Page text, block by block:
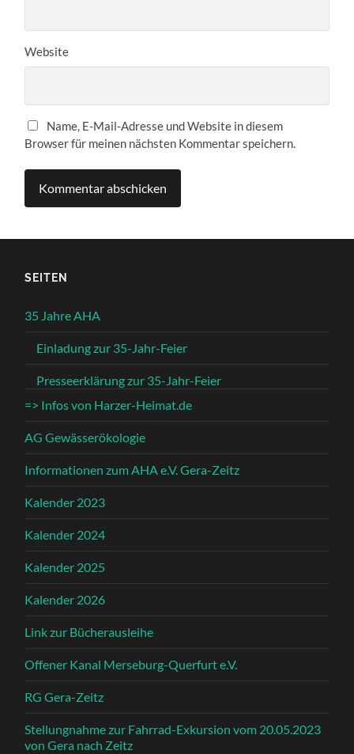
Website
Name, E-Mail-Adresse und Website in diesem
Browser für meinen nächsten Kommentar speichern.
SEITEN
35 Jahre AHA
Einladung zur 35-Jahr-Feier
Presseerklärung zur 35-Jahr-Feier
=> Infos von Harzer-Heimat.de
AG Gewässerökologie
Informationen zum AHA e.V. Gera-Zeitz
Kalender 2023
Kalender 2024
Kalender 2025
Kalender 2026
Link zur Bücherausleihe
Offener Kanal Merseburg-Querfurt e.V.
RG Gera-Zeitz
Stellungnahme zur Fahrrad-Exkursion vom 20.05.2023
von Gera nach Zeitz